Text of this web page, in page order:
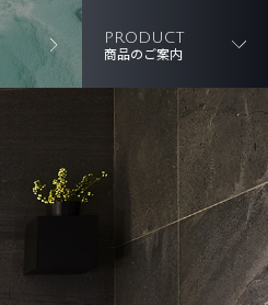
PRODUCT
商品のご案内